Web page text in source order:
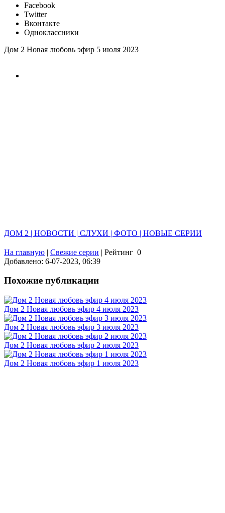
Facebook
Twitter
Вконтакте
Одноклассники
Дом 2 Новая любовь эфир 5 июля 2023
ДОМ 2 | НОВОСТИ | СЛУХИ | ФОТО | НОВЫЕ СЕРИИ
На главную | Свежие серии | Рейтинг 0
Добавлено: 6-07-2023, 06:39
Похожие публикации
Дом 2 Новая любовь эфир 4 июля 2023
Дом 2 Новая любовь эфир 3 июля 2023
Дом 2 Новая любовь эфир 2 июля 2023
Дом 2 Новая любовь эфир 1 июля 2023